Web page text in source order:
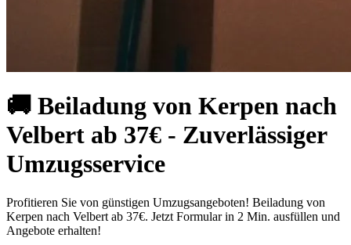
🚚 Beiladung von Kerpen nach
Velbert ab 37€ - Zuverlässiger
Umzugsservice
Profitieren Sie von günstigen Umzugsangeboten! Beiladung von
Kerpen nach Velbert ab 37€. Jetzt Formular in 2 Min. ausfüllen und
Angebote erhalten!